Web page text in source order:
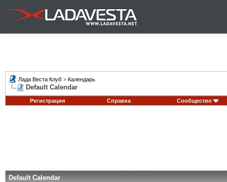
Лада Веста Клуб > Календарь
Default Calendar
Регистрация Справка Сообщество
Default Calendar